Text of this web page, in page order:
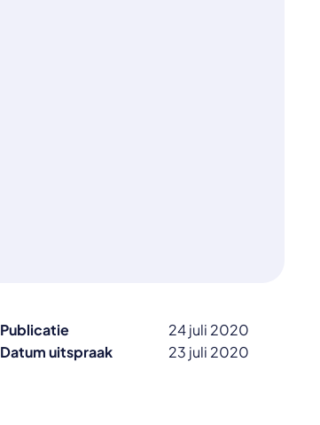
Publicatie
24 juli 2020
Datum uitspraak
23 juli 2020